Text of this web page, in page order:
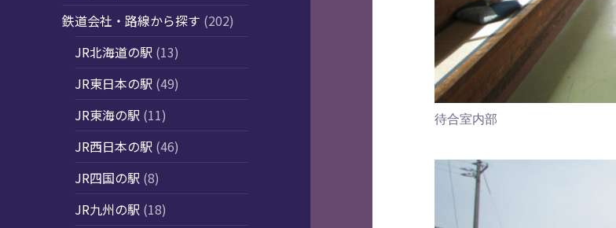
鉄道会社・路線から探す (202)
JR北海道の駅 (13)
JR東日本の駅 (49)
JR東海の駅 (11)
JR西日本の駅 (46)
JR四国の駅 (8)
JR九州の駅 (18)
待合室内部